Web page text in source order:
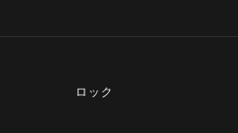
ロック